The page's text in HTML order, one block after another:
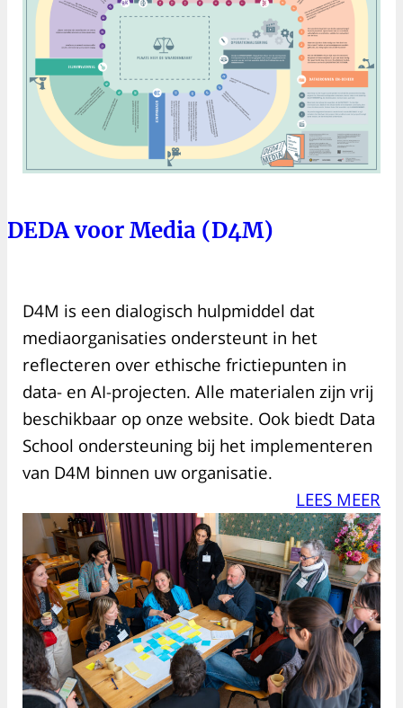
DEDA voor Media (D4M)
D4M is een dialogisch hulpmiddel dat
mediaorganisaties ondersteunt in het
reflecteren over ethische frictiepunten in
data- en AI-projecten. Alle materialen zijn vrij
beschikbaar op onze website. Ook biedt Data
School ondersteuning bij het implementeren
van D4M binnen uw organisatie.
LEES MEER